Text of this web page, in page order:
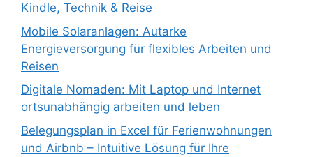
Kindle, Technik & Reise
Mobile Solaranlagen: Autarke
Energieversorgung für flexibles Arbeiten und
Reisen
Digitale Nomaden: Mit Laptop und Internet
ortsunabhängig arbeiten und leben
Belegungsplan in Excel für Ferienwohnungen
und Airbnb – Intuitive Lösung für Ihre